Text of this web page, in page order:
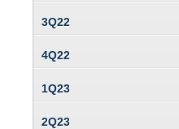
3Q22
4Q22
1Q23
2Q23